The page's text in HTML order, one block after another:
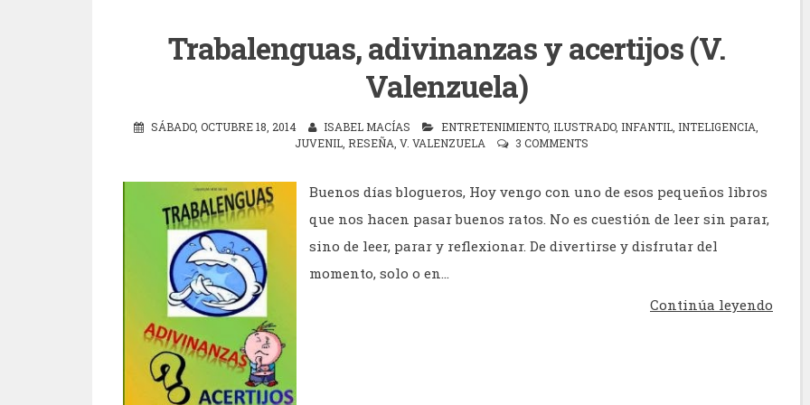
Trabalenguas, adivinanzas y acertijos (V.
Valenzuela)
SÁBADO, OCTUBRE 18, 2014 ISABEL MACÍAS ENTRETENIMIENTO, ILUSTRADO, INFANTIL INTELIGENCIA
JUVENIL RESEÑA V. VALENZUELA 3 COMMENTS
Buenos días blogueros, Hoy vengo con uno de esos pequeños libros
que nos hacen pasar buenos ratos. No es cuestión de leer sin parar,
sino de leer, parar y reflexionar. De divertirse y disfrutar del
momento, solo o en...
Continúa leyendo